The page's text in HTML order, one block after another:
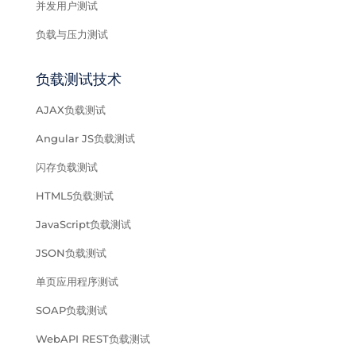
并发用户测试
负载与压力测试
负载测试技术
AJAX负载测试
Angular JS负载测试
闪存负载测试
HTML5负载测试
JavaScript负载测试
JSON负载测试
单页应用程序测试
SOAP负载测试
WebAPI REST负载测试